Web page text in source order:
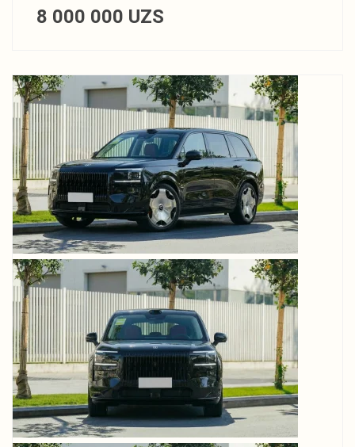
8 000 000 UZS